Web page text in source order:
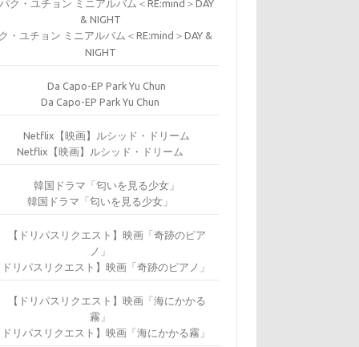
・ユチョン ミニアルバム＜RE:mind＞DAY &
NIGHT
Da Capo-EP Park Yu Chun
Netflix【映画】ルシッド・ドリーム
韓国ドラマ「匂いを見る少女」
リパスリクエスト】映画「奇跡のピアノ」
リパスリクエスト】映画「海にかかる霧」